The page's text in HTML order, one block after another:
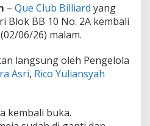
– Que Club Billiard yang
Blok BB 10 No. 2A kembali
06/26) malam.
langsung oleh Pengelola
Asri, Rico Yuliansyah
kembali buka.